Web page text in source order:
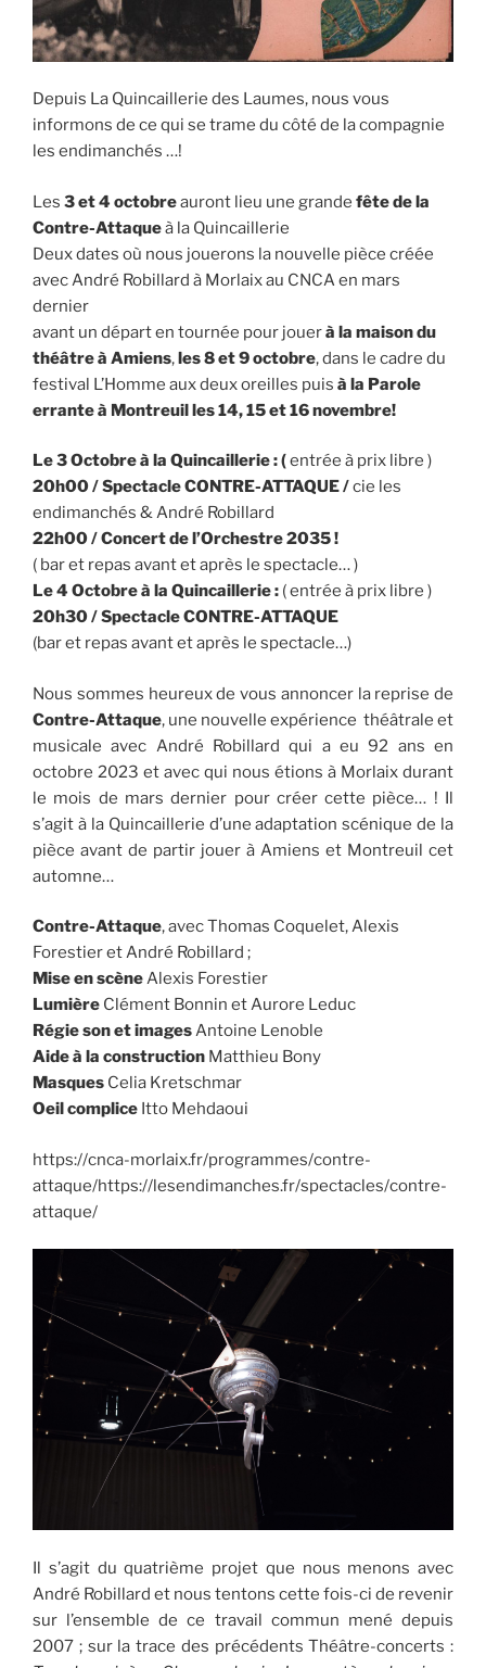
Depuis La Quincaillerie des Laumes, nous vous
informons de ce qui se trame du côté de la compagnie
les endimanchés …!
Les 3 et 4 octobreauront lieu une grande fête de la
Contre-Attaqueà la Quincaillerie
Deux dates où nous jouerons la nouvelle pièce créée
avec André Robillard à Morlaix au CNCA en mars
dernier
avant un départ en tournée pour jouerà la maison du
théâtre à Amiens,les 8 et 9 octobre, dans le cadre du
festival L’Homme aux deux oreilles puis à la Parole
errante à Montreuil les 14, 15 et 16 novembre!
Le 3 Octobre à la Quincaillerie : (entrée à prix libre )
20h00 / Spectacle CONTRE-ATTAQUE /cie les
endimanchés & André Robillard
22h00 / Concert de l’Orchestre 2035 !
( bar et repas avant et après le spectacle… )
Le 4 Octobre à la Quincaillerie : ( entrée à prix libre )
20h30 / Spectacle CONTRE-ATTAQUE
(bar et repas avant et après le spectacle…)
Nous sommes heureux de vous annoncer la reprise de
Contre-Attaque, une nouvelle expérience théâtrale et
musicale avec André Robillard qui a eu 92 ans en
octobre 2023 et avec qui nous étions à Morlaix durant
le mois de mars dernier pour créer cette pièce… ! Il
s’agit à la Quincaillerie d’une adaptation scénique de la
pièce avant de partir jouer à Amiens et Montreuil cet
automne…
Contre-Attaque, avec Thomas Coquelet, Alexis
Forestier et André Robillard ;
Mise en scèneAlexis Forestier
Lumière Clément Bonnin et Aurore Leduc
Régie son et imagesAntoine Lenoble
Aide à la construction Matthieu Bony
Masques Celia Kretschmar
Oeil complice Itto Mehdaoui
https://cnca-morlaix.fr/programmes/contre-
attaque/https://lesendimanches.fr/spectacles/contre-
attaque/
Il s’agit du quatrième projet que nous menons avec
André Robillard et nous tentons cette fois-ci de revenir
sur l’ensemble de ce travail commun mené depuis
2007 ; sur la trace des précédents Théâtre-concerts :